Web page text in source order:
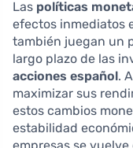
Las políticas
efectos inmediatos
también juegan un
largo plazo de las
acciones español.
maximizar sus
estos cambios
estabilidad